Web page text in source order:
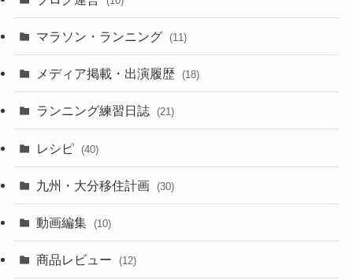
マラソン・ランニング (11)
メディア掲載・出演履歴 (18)
ランニング練習日誌 (21)
レシピ (40)
九州・大分移住計画 (30)
動画編集 (10)
商品レビュー (12)